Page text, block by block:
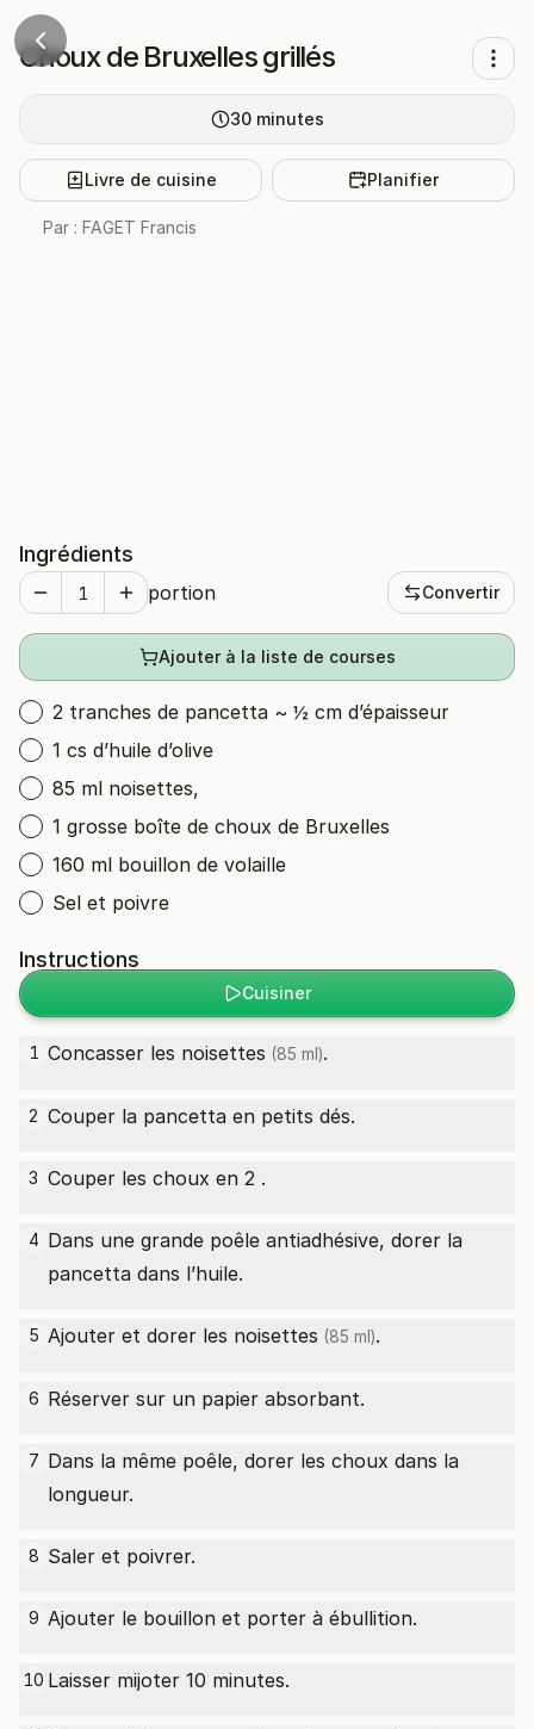
Choux de Bruxelles grillés
30 minutes
Livre de cuisine Planifier
Par : FAGET Francis
Ingrédients
portion Convertir
Ajouter à la liste de courses
2 tranches de pancetta ~ ½ cm d’épaisseur
1 cs d’huile d’olive
85 ml noisettes,
1 grosse boîte de choux de Bruxelles
160 ml bouillon de volaille
Sel et poivre
Instructions
Cuisiner
1 Concasser les noisettes (85 ml).
2 Couper la pancetta en petits dés.
3 Couper les choux en 2 .
4 Dans une grande poêle antiadhésive, dorer la
pancetta dans l’huile.
5 Ajouter et dorer les noisettes (85 ml).
6 Réserver sur un papier absorbant.
7 Dans la même poêle, dorer les choux dans la
longueur.
8 Saler et poivrer.
9 Ajouter le bouillon et porter à ébullition.
10 Laisser mijoter 10 minutes.